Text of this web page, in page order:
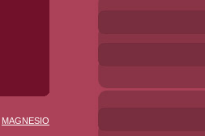
MAGNESIO